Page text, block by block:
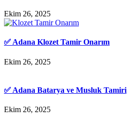
Ekim 26, 2025
✅ Adana Klozet Tamir Onarım
Ekim 26, 2025
✅ Adana Batarya ve Musluk Tamiri
Ekim 26, 2025